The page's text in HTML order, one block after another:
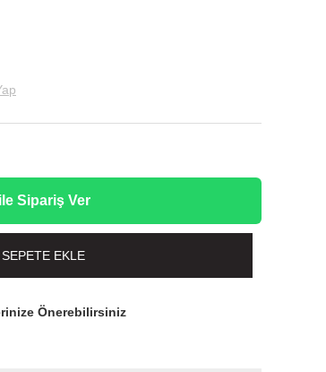
Sipariş Ver
SEPETE EKLE
Önerebilirsiniz